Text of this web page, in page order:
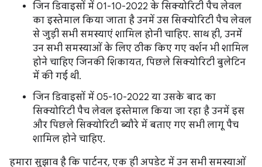
जिन डिवाइसों में 01-10-2022 के सिक्योरिटी पैच लेवल
का इस्तेमाल किया जाता है उनमें उस सिक्योरिटी पैच लेवल
से जुड़ी सभी समस्याएं शामिल होनी चाहिए. साथ ही, उनमें
उन सभी समस्याओं के लिए ठीक किए गए वर्शन भी शामिल
होने चाहिए जिनकी शिकायत, पिछले सिक्योरिटी बुलेटिन
में की गई थी.
जिन डिवाइसों में 05-10-2022 या उसके बाद का
सिक्योरिटी पैच लेवल इस्तेमाल किया जा रहा है उनमें इस
और पिछले सिक्योरिटी ब्यौरे में बताए गए सभी लागू पैच
शामिल होने चाहिए.
हमारा सुझाव है कि पार्टनर, एक ही अपडेट में उन सभी समस्याओं